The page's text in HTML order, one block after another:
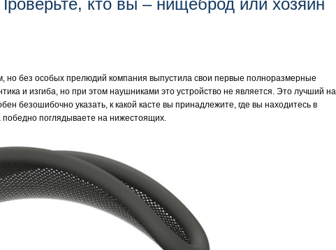
кто вы – нищеброд или хозяин
но без особых прелюдий компания выпустила свои первые полноразмерные
и изгиба, но при этом наушниками это устройство не является. Это лучший на
безошибочно указать, к какой касте вы принадлежите, где вы находитесь в
поглядываете на нижестоящих.